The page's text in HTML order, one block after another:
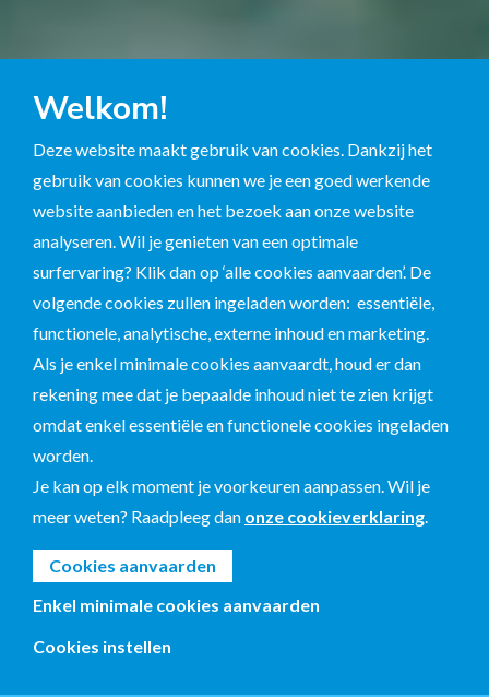
Welkom!
Deze website maakt gebruik van cookies. Dankzij het
gebruik van cookies kunnen we je een goed werkende
website aanbieden en het bezoek aan onze website
analyseren. Wil je genieten van een optimale
surfervaring? Klik dan op ‘alle cookies aanvaarden’. De
volgende cookies zullen ingeladen worden: essentiële,
functionele, analytische, externe inhoud en marketing.
Als je enkel minimale cookies aanvaardt, houd er dan
rekening mee dat je bepaalde inhoud niet te zien krijgt
omdat enkel essentiële en functionele cookies ingeladen
worden.
Je kan op elk moment je voorkeuren aanpassen. Wil je
meer weten? Raadpleeg dan onze cookieverklaring.
Cookies aanvaarden
Enkel minimale cookies aanvaarden
Cookies instellen